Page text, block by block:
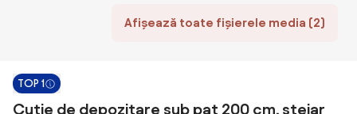
Afișează toate fișierele media (2)
TOP 1
Cutie de depozitare sub pat 200 cm, stejar